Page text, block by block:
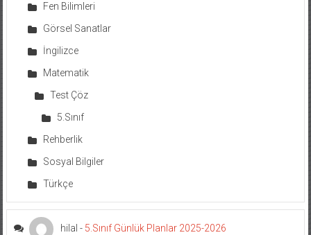
Fen Bilimleri
Görsel Sanatlar
İngilizce
Matematik
Test Çöz
5.Sınıf
Rehberlik
Sosyal Bilgiler
Türkçe
hilal - 5.Sınıf Günlük Planlar 2025-2026